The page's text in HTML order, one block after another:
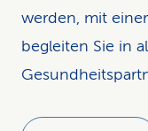
werden, mit
begleiten Sie in